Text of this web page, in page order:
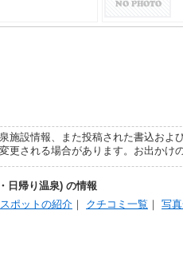
施設情報、また投稿された書込およ
更される場合があります。お出かけ
日帰り温泉) の情報
ポットの紹介 ｜ クチコミ一覧 ｜ 写